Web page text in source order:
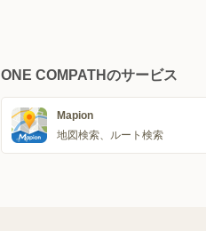
ONE COMPATHのサービス
Mapion
地図検索、ルート検索